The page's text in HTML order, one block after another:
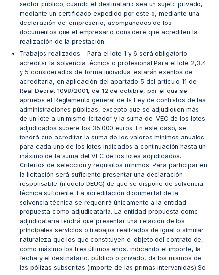
sector público; cuando el destinatario sea un sujeto privado,
mediante un certificado expedido por este o, mediante una
declaración del empresario, acompañados de los
documentos que el empresario considere que acrediten la
realización de la prestación.
Trabajos realizados - Para el lote 1 y 6 será obligatorio
acreditar la solvencia técnica o profesional Para el lote 2,3,4
y 5 considerados de forma individual estarán exentos de
acreditarla, en aplicación del apartado 5 del artículo 11 del
Real Decret 1098/2001, de 12 de octubre, por el que se
aprueba el Reglamento general de la Ley de contratos de las
administraciones públicas, excepto que se adjudiquen más
de un lote a un mismo licitador y la suma del VEC de los lotes
adjudicados supere los 35.000 euros. En este caso, se
tendrá que acreditar la suma de los valores mínimos anuales
para cada uno de los lotes indicados a continuación hasta un
máximo de la suma del VEC de los lotes adjudicados.
Criterios de selección y requisitos mínimos: Para participar en
la licitación será suficiente presentar una declaración
responsable (modelo DEUC) de que se dispone de solvencia
técnica suficiente. La acreditación documental de la
solvencia técnica se requerirá únicamente a la entidad
propuesta como adjudicataria. La entidad propuesta como
adjudicataria tendrá que presentar una relación de los
principales servicios o trabajos realizados de igual o simular
naturaleza que los que constituyen el objeto del contrato de,
como máximo los tres últimos años, indicando el importe, la
fecha y el destinatario, público o privado, de los mismos de
las pólizas subscritas (importe de las primas intervenidas) Se